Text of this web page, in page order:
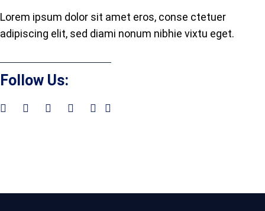
Lorem ipsum dolor sit amet eros, conse ctetuer
adipiscing elit, sed diami nonum nibhie vixtu eget.
Follow Us: